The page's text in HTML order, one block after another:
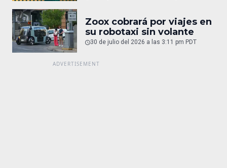
Zoox cobrará por viajes en
su robotaxi sin volante
30 de julio del 2026 a las 3:11 pm PDT